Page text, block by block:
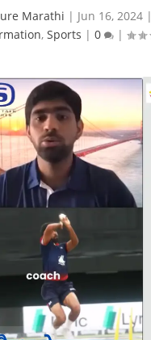
Marathi | Jun 16, 2024|
, Sports | 0 |